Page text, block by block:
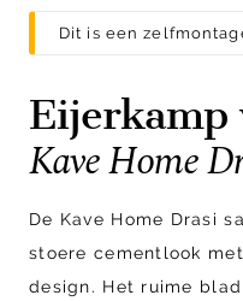
Dit is een
Eijerkamp
Kave Home
De Kave Home Drasi
stoere cementlook
design. Het ruime